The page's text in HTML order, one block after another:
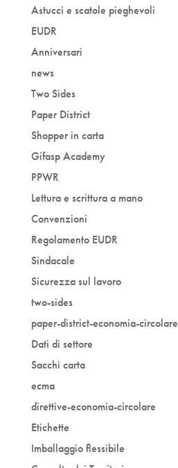
Astucci e scatole pieghevoli
EUDR
Anniversari
news
Two Sides
Paper District
Shopper in carta
Gifasp Academy
PPWR
Lettura e scrittura a mano
Convenzioni
Regolamento EUDR
Sindacale
Sicurezza sul lavoro
two-sides
paper-district-economia-circolare
Dati di settore
Sacchi carta
ecma
direttive-economia-circolare
Etichette
Imballaggio flessibile